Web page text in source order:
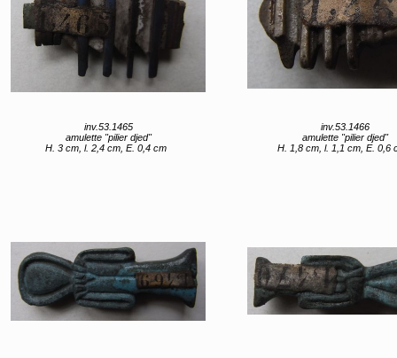
inv.53.1465
amulette "pilier djed"
H. 3 cm, l. 2,4 cm, E. 0,4 cm
inv.53.1466
amulette "pilier djed"
H. 1,8 cm, l. 1,1 cm, E. 0,6